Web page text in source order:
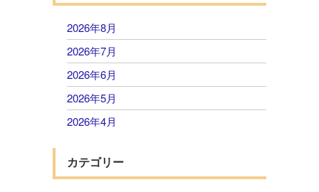
2026年8月
2026年7月
2026年6月
2026年5月
2026年4月
2026年2月
カテゴリー